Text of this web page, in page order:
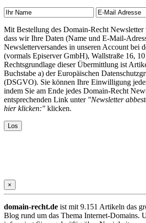
Mit Bestellung des Domain-Recht
dass wir Ihre Daten (Name und E-Mail-
Newsletterversandes in unseren Account bei
(vormals Episerver GmbH), Wallstraße 16,
Rechtsgrundlage dieser Übermittlung ist
Buchstabe a) der Europäischen
(DSGVO). Sie können Ihre Einwilligung
indem Sie am Ende jedes Domain-Recht
entsprechenden Link unter "Newsletter
hier klicken:" klicken.
×
domain-recht.de ist mit 9.151 Artikeln das
Blog rund um das Thema Internet-Domains.